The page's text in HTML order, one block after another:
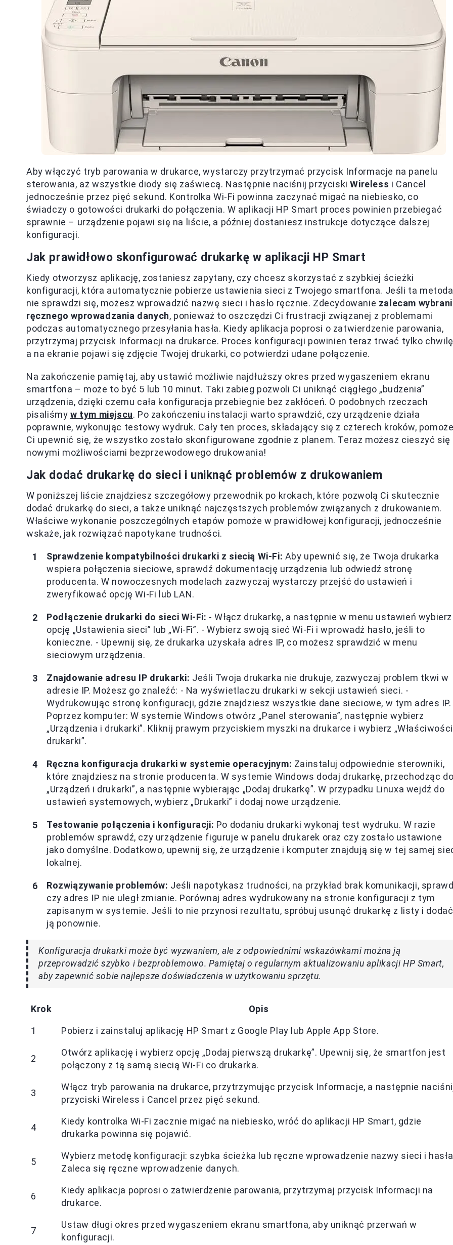
Aby włączyć tryb parowania w drukarce, wystarczy przytrzymać przycisk Informacje na panelu
sterowania, aż wszystkie diody się zaświecą. Następnie naciśnij przyciskiWireless i Cancel
jednocześnie przez pięć sekund. Kontrolka Wi-Fi powinna zaczynać migać na niebiesko, co
świadczy o gotowości drukarki do połączenia. W aplikacji HP Smart proces powinien przebiegać
sprawnie – urządzenie pojawi się na liście, a później dostaniesz instrukcje dotyczące dalszej
konfiguracji.
Jak prawidłowo skonfigurować drukarkę w aplikacji HP Smart
Kiedy otworzysz aplikację, zostaniesz zapytany, czy chcesz skorzystać z szybkiej ścieżki
konfiguracji, która automatycznie pobierze ustawienia sieci z Twojego smartfona. Jeśli ta metoda
nie sprawdzi się, możesz wprowadzić nazwę sieci i hasło ręcznie. Zdecydowanie zalecam
ręcznego wprowadzania danych, ponieważ to oszczędzi Ci frustracji związanej z problemami
podczas automatycznego przesyłania hasła. Kiedy aplikacja poprosi o zatwierdzenie parowania,
przytrzymaj przycisk Informacji na drukarce. Proces konfiguracji powinien teraz trwać tylko
a na ekranie pojawi się zdjęcie Twojej drukarki, co potwierdzi udane połączenie.
Na zakończenie pamiętaj, aby ustawić możliwie najdłuższy okres przed wygaszeniem ekranu
smartfona – może to być 5 lub 10 minut. Taki zabieg pozwoli Ci uniknąć ciągłego „budzenia”
urządzenia, dzięki czemu cała konfiguracja przebiegnie bez zakłóceń. O podobnych rzeczach
pisaliśmy w tym miejscu. Po zakończeniu instalacji warto sprawdzić, czy urządzenie działa
poprawnie, wykonując testowy wydruk. Cały ten proces, składający się z czterech kroków,
Ci upewnić się, że wszystko zostało skonfigurowane zgodnie z planem. Teraz możesz cieszyć się
nowymi możliwościami bezprzewodowego drukowania!
Jak dodać drukarkę do sieci i uniknąć problemów z drukowaniem
W poniższej liście znajdziesz szczegółowy przewodnik po krokach, które pozwolą Ci skutecznie
dodać drukarkę do sieci, a także uniknąć najczęstszych problemów związanych z drukowaniem.
Właściwe wykonanie poszczególnych etapów pomoże w prawidłowej konfiguracji, jednocześnie
wskaże, jak rozwiązać napotykane trudności.
Sprawdzenie kompatybilności drukarki z siecią Wi-Fi: Aby upewnić się, że Twoja drukarka
wspiera połączenia sieciowe, sprawdź dokumentację urządzenia lub odwiedź stronę
producenta. W nowoczesnych modelach zazwyczaj wystarczy przejść do ustawień i
zweryfikować opcję Wi-Fi lub LAN.
Podłączenie drukarki do sieci Wi-Fi: - Włącz drukarkę, a następnie w menu ustawień wybierz
opcję „Ustawienia sieci” lub „Wi-Fi”. - Wybierz swoją sieć Wi-Fi i wprowadź hasło, jeśli to
konieczne. - Upewnij się, że drukarka uzyskała adres IP, co możesz sprawdzić w menu
sieciowym urządzenia.
Znajdowanie adresu IP drukarki: Jeśli Twoja drukarka nie drukuje, zazwyczaj problem tkwi w
adresie IP. Możesz go znaleźć: - Na wyświetlaczu drukarki w sekcji ustawień sieci. -
Wydrukowując stronę konfiguracji, gdzie znajdziesz wszystkie dane sieciowe, w tym adres IP.
Poprzez komputer: W systemie Windows otwórz „Panel sterowania”, następnie wybierz
„Urządzenia i drukarki”. Kliknij prawym przyciskiem myszki na drukarce i wybierz „Właściwości
drukarki”.
Ręczna konfiguracja drukarki w systemie operacyjnym: Zainstaluj odpowiednie sterowniki,
które znajdziesz na stronie producenta. W systemie Windows dodaj drukarkę, przechodząc
„Urządzeń i drukarki”, a następnie wybierając „Dodaj drukarkę”. W przypadku Linuxa wejdź do
ustawień systemowych, wybierz „Drukarki” i dodaj nowe urządzenie.
Testowanie połączenia i konfiguracji: Po dodaniu drukarki wykonaj test wydruku. W razie
problemów sprawdź, czy urządzenie figuruje w panelu drukarek oraz czy zostało ustawione
jako domyślne. Dodatkowo, upewnij się, że urządzenie i komputer znajdują się w tej samej
lokalnej.
Rozwiązywanie problemów: Jeśli napotykasz trudności, na przykład brak komunikacji,
czy adres IP nie uległ zmianie. Porównaj adres wydrukowany na stronie konfiguracji z tym
zapisanym w systemie. Jeśli to nie przynosi rezultatu, spróbuj usunąć drukarkę z listy i dodać
ją ponownie.
Konfiguracja drukarki może być wyzwaniem, ale z odpowiednimi wskazówkami można ją
przeprowadzić szybko i bezproblemowo. Pamiętaj o regularnym aktualizowaniu aplikacji HP Smart,
aby zapewnić sobie najlepsze doświadczenia w użytkowaniu sprzętu.
Krok Opis
1 Pobierz i zainstaluj aplikację HP Smart z Google Play lub Apple App Store.
2
Otwórz aplikację i wybierz opcję „Dodaj pierwszą drukarkę”. Upewnij się, że smartfon jest
połączony z tą samą siecią Wi-Fi co drukarka.
3
Włącz tryb parowania na drukarce, przytrzymując przycisk Informacje, a następnie
przyciski Wireless i Cancel przez pięć sekund.
4
Kiedy kontrolka Wi-Fi zacznie migać na niebiesko, wróć do aplikacji HP Smart, gdzie
drukarka powinna się pojawić.
5
Wybierz metodę konfiguracji: szybka ścieżka lub ręczne wprowadzenie nazwy sieci i
Zaleca się ręczne wprowadzenie danych.
6
Kiedy aplikacja poprosi o zatwierdzenie parowania, przytrzymaj przycisk Informacji na
drukarce.
7
Ustaw długi okres przed wygaszeniem ekranu smartfona, aby uniknąć przerwań w
konfiguracji.